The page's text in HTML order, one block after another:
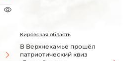
Кировская область
В Верхнекамье прошёл
патриотический квиз